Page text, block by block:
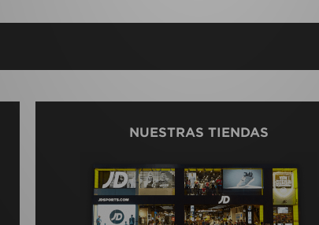
NUESTRAS TIENDAS